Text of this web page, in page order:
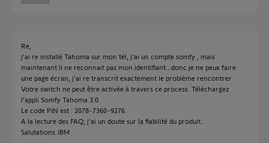
Re,
j'ai re installé Tahoma sur mon tél, j'ai un compte somfy , mais
maintenant il ne reconnait pas mon identifiant...donc je ne peux faire
une page écran, j'ai re transcrit exactement le problème rencontrer :
Votre switch ne peut être activée à travers ce process. Téléchargez
l'appli Somfy Tahoma 3.0.
Le code PIN est : 2078-7360-9276.
A la lecture des FAQ, j'ai un doute sur la fiabilité du produit..
Salutations JBM